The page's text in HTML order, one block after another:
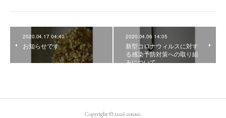
2020.04.17 04:40
お知らせです
2020.04.06 14:05
新型コロナウィルスに対す
る感染予防対策への取り組
みについて
Copyright ©2026cotoco.